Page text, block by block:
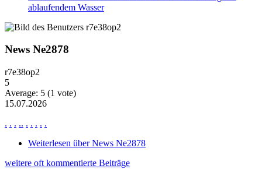
ablaufendem Wasser
News Ne2878
r7e38op2
5
Average: 5 (1 vote)
15.07.2026
. . . .. . . . . .
Weiterlesen über News Ne2878
weitere oft kommentierte Beiträge